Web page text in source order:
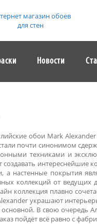
магазин обоев
для стен
Новости
обои Mark
почти синонимом
техниками и
создавать
а настенные покрытия
коллекций от
коллекция плавно
украшают
В свою очередь
пойдёт всё равно с